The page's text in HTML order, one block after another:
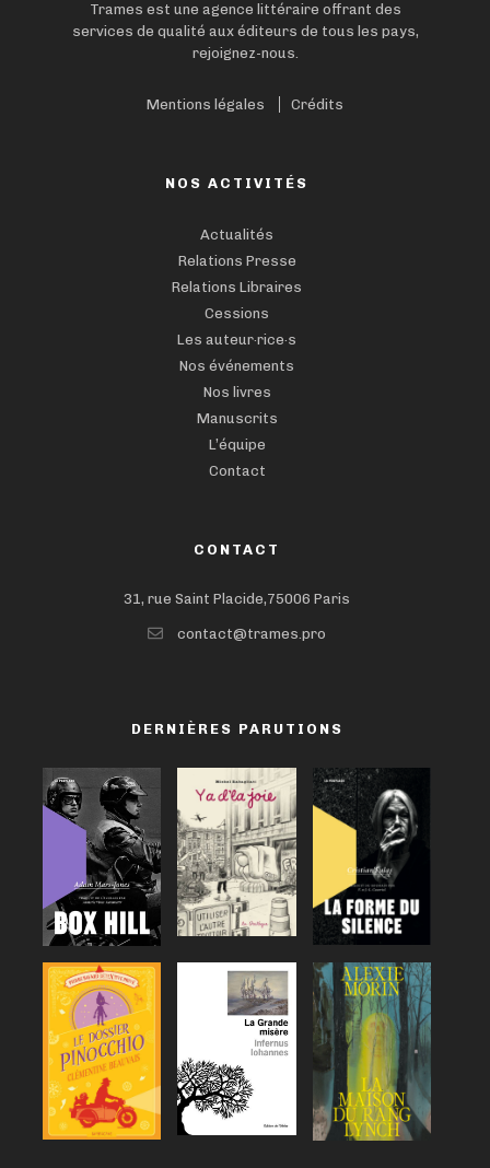
Trames est une agence littéraire offrant des
services de qualité aux éditeurs de tous les pays,
rejoignez-nous.
Mentions légales Crédits
NOS ACTIVITÉS
Actualités
Relations Presse
Relations Libraires
Cessions
Les auteur·rice·s
Nos événements
Nos livres
Manuscrits
L’équipe
Contact
CONTACT
31, rue Saint Placide,75006 Paris
contact@trames.pro
DERNIÈRES PARUTIONS